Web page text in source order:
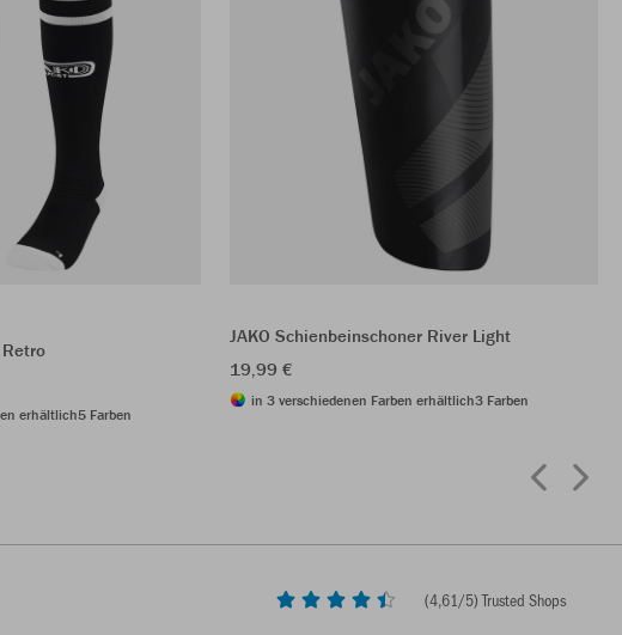
erhältlich5 Farben
JAKO Schienbeinschoner River Light
19,99 €
in 3 verschiedenen Farben erhältlich3 Farben
(4,61/5) Trusted Shops